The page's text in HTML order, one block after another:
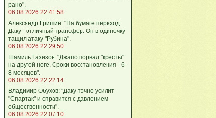
рано".
06.08.2026 22:41:58
Александр Гришин: "На бумаге переход
Даку - отличный трансфер. Он в одиночку
тащил атаку "Рубина".
06.08.2026 22:29:50
Шамиль Газизов: "Джапо порвал "кресты"
на другой ноге. Сроки восстановления - 6-
8 месяцев".
06.08.2026 22:22:14
Владимир Обухов: "Даку точно усилит
"Спартак" и справится с давлением
общественности".
06.08.2026 22:07:10